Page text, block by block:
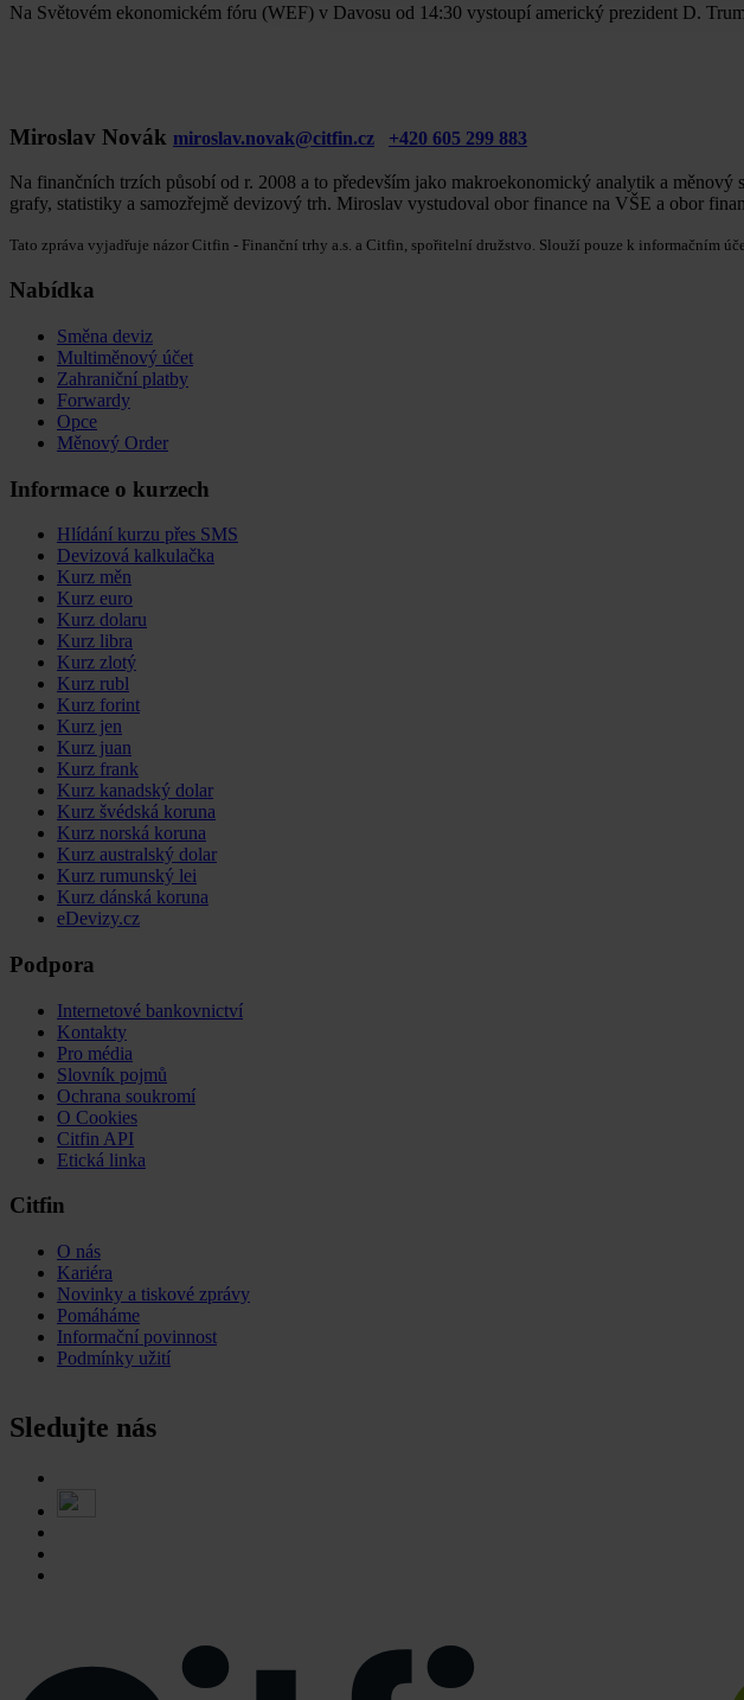
Na Světovém ekonomickém fóru (WEF) v Davosu od 14:30 vystoupí americký prezident D.
Miroslav Novák miroslav.novak@citfin.cz +420 605 299 883
Na finančních trzích působí od r. 2008 a to především jako makroekonomický analytik a
grafy, statistiky a samozřejmě devizový trh. Miroslav vystudoval obor finance na VŠE a obor
Tato zpráva vyjadřuje názor Citfin - Finanční trhy a.s. a Citfin, spořitelní družstvo. Slouží pouze k informačním
Nabídka
Směna deviz
Multiměnový účet
Zahraniční platby
Forwardy
Opce
Měnový Order
Informace o kurzech
Hlídání kurzu přes SMS
Devizová kalkulačka
Kurz měn
Kurz euro
Kurz dolaru
Kurz libra
Kurz zlotý
Kurz rubl
Kurz forint
Kurz jen
Kurz juan
Kurz frank
Kurz kanadský dolar
Kurz švédská koruna
Kurz norská koruna
Kurz australský dolar
Kurz rumunský lei
Kurz dánská koruna
eDevizy.cz
Podpora
Internetové bankovnictví
Kontakty
Pro média
Slovník pojmů
Ochrana soukromí
O Cookies
Citfin API
Etická linka
Citfin
O nás
Kariéra
Novinky a tiskové zprávy
Pomáháme
Informační povinnost
Podmínky užití
Sledujte nás